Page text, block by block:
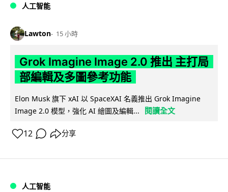
人工智能
Lawton 15 小時
Grok Imagine Image 2.0 推出 主打局
部編輯及多圖參考功能
Elon Musk 旗下 xAI 以 SpaceXAI 名義推出 Grok Imagine
Image 2.0 模型，強化 AI 繪圖及編輯...
閱讀全文
12 分享
人工智能